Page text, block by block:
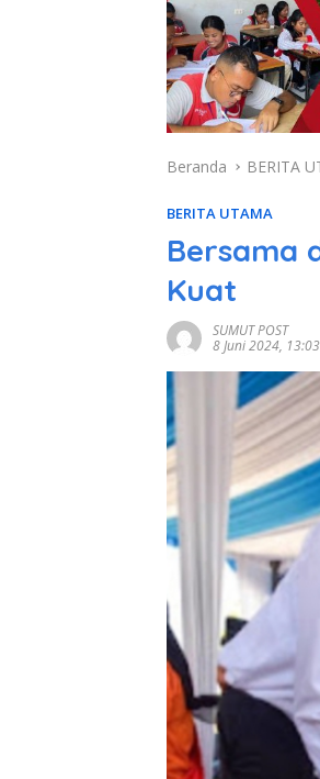
Beranda BERITA
BERITA UTAMA
Bersama
Kuat
SUMUT POST
8 Juni 2024,